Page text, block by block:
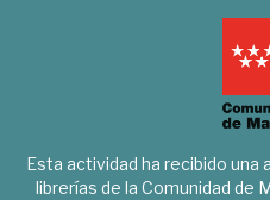
Esta actividad ha recibido una
librerías de la Comunidad de